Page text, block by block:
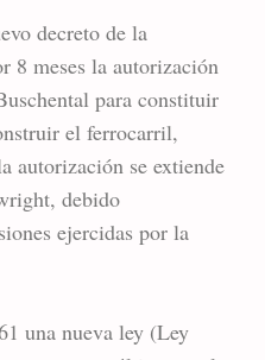
decreto de la
8 meses la autorización
para constituir
el ferrocarril,
autorización se extiende
debido
ejercidas por la
una nueva ley (Ley